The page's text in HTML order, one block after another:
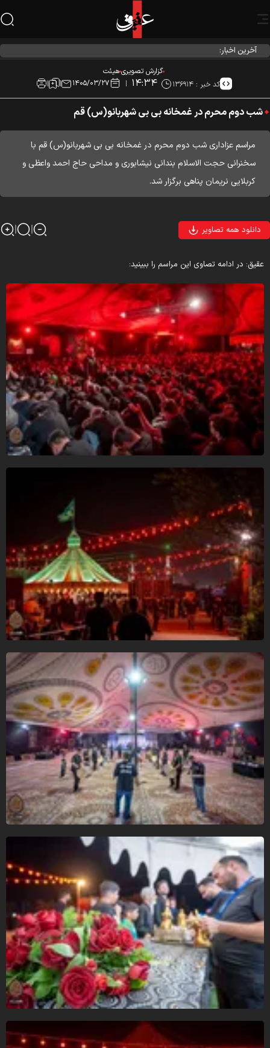
آخرین اخبار: جشن اعياد شعبانيه در هیئت مکتب العباس(ع)
گزارش تصویریهیئت
کد خبر : ۱۳۶۹۱۴ ۱۴:۳۴ ۱۴۰۵/۰۳/۲۷
شب دوم محرم در غمخانه بی بی شهربانو(س) قم
مراسم عزاداری شب دوم محرم در غمخانه بی بی شهربانو(س) قم با
سخنرانی حجت الاسلام بندانی نیشابوری و مداحی حاج احمد واعظی و
کربلایی نریمان پناهی برگزار شد.
دانلود همه تصاویر
عقیق: در ادامه تصاوی این مراسم را ببینید: